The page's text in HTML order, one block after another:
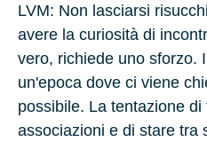
LVM: Non lasciarsi
avere la curiosità di
vero, richiede uno sforzo.
un'epoca dove ci viene
possibile. La tentazione
associazioni e di stare tra